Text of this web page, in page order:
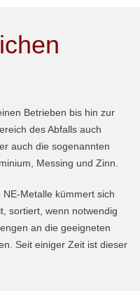
Betrieben bis hin zur
des Abfalls auch
auch die sogenannten
Messing und Zinn.
Metalle kümmert sich
sortiert, wenn notwendig
an die geeigneten
Seit einiger Zeit ist dieser